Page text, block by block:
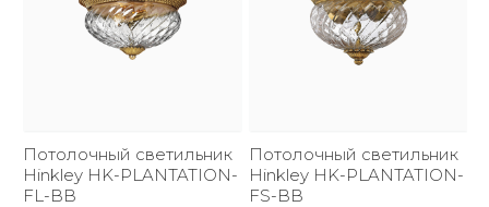
Потолочный светильник
Hinkley HK-PLANTATION-
FL-BB
Потолочный светильник
Hinkley HK-PLANTATION-
FS-BB